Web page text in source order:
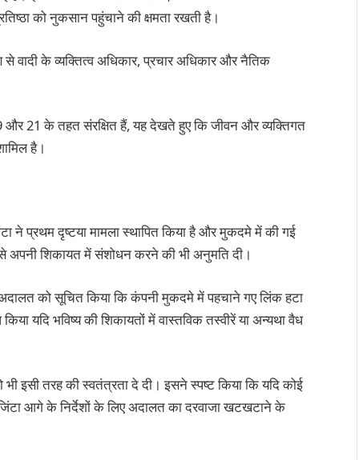
को नुकसान पहुंचाने की क्षमता रखती है।
वादी के व्यक्तित्व अधिकार, प्रचार अधिकार और नैतिक
21 के तहत संरक्षित हैं, यह देखते हुए कि जीवन और व्यक्तिगत
है।
ने प्रथम दृष्टया मामला स्थापित किया है और मुकदमे में की गई
अपनी शिकायत में संशोधन करने की भी अनुमति दी।
को सूचित किया कि कंपनी मुकदमे में पहचाने गए लिंक हटा
यदि भविष्य की शिकायतों में वास्तविक तस्वीरें या अन्यथा वैध
इसी तरह की स्वतंत्रता दे दी। इसने स्पष्ट किया कि यदि कोई
आगे के निर्देशों के लिए अदालत का दरवाजा खटखटाने के